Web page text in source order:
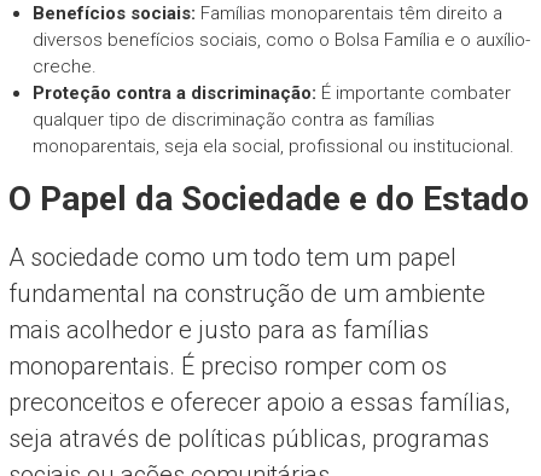
Benefícios sociais: Famílias monoparentais têm direito a
diversos benefícios sociais, como o Bolsa Família e o auxílio-
creche.
Proteção contra a discriminação: É importante combater
qualquer tipo de discriminação contra as famílias
monoparentais, seja ela social, profissional ou institucional.
O Papel da Sociedade e do Estado
A sociedade como um todo tem um papel
fundamental na construção de um ambiente
mais acolhedor e justo para as famílias
monoparentais. É preciso romper com os
preconceitos e oferecer apoio a essas famílias,
seja através de políticas públicas, programas